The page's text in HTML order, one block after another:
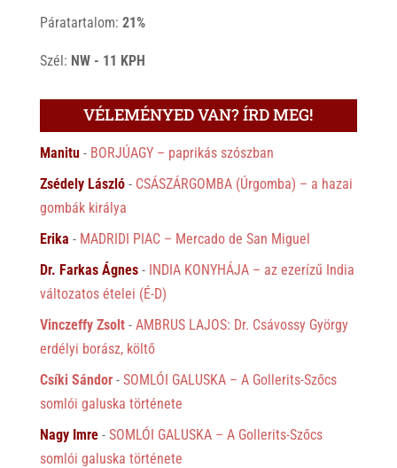
Páratartalom: 21%
Szél: NW - 11 KPH
VÉLEMÉNYED VAN? ÍRD MEG!
Manitu- BORJÚAGY – paprikás szószban
Zsédely László- CSÁSZÁRGOMBA (Úrgomba) – a hazai
gombák királya
Erika - MADRIDI PIAC – Mercado de San Miguel
Dr. Farkas Ágnes- INDIA KONYHÁJA – az ezerízű India
változatos ételei (É-D)
Vinczeffy Zsolt- AMBRUS LAJOS: Dr. Csávossy György
erdélyi borász, költő
Csíki Sándor- SOMLÓI GALUSKA – A Gollerits-Szőcs
somlói galuska története
Nagy Imre- SOMLÓI GALUSKA – A Gollerits-Szőcs
somlói galuska története